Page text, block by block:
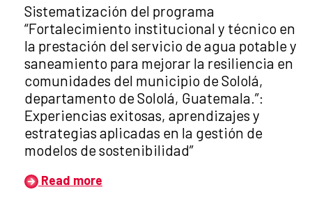
Title of the announcement:
Sistematización del programa
“Fortalecimiento institucional y técnico en
la prestación del servicio de agua potable y
saneamiento para mejorar la resiliencia en
comunidades del municipio de Sololá,
departamento de Sololá, Guatemala.”:
Experiencias exitosas, aprendizajes y
estrategias aplicadas en la gestión de
modelos de sostenibilidad”
Read more